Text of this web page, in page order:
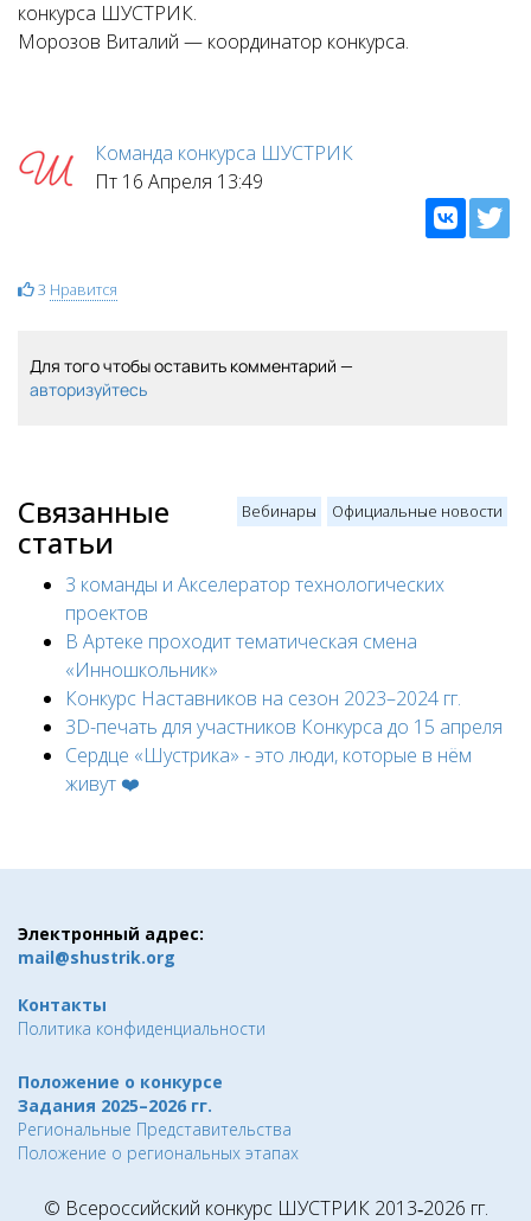
конкурса ШУСТРИК.
Морозов Виталий — координатор конкурса.
Команда конкурса ШУСТРИК
Пт 16 Апреля 13:49
3 Нравится
Для того чтобы оставить комментарий —
авторизуйтесь
Вебинары Официальные новости
Связанные
статьи
3 команды и Акселератор технологических
проектов
В Артеке проходит тематическая смена
«Инношкольник»
Конкурс Наставников на сезон 2023–2024 гг.
3D-печать для участников Конкурса до 15 апреля
Сердце «Шустрика» - это люди, которые в нём
живут ❤️
Электронный адрес:
mail@shustrik.org
Контакты
Политика конфиденциальности
Положение о конкурсе
Задания 2025–2026 гг.
Региональные Представительства
Положение о региональных этапах
© Всероссийский конкурс ШУСТРИК 2013‑2026 гг.